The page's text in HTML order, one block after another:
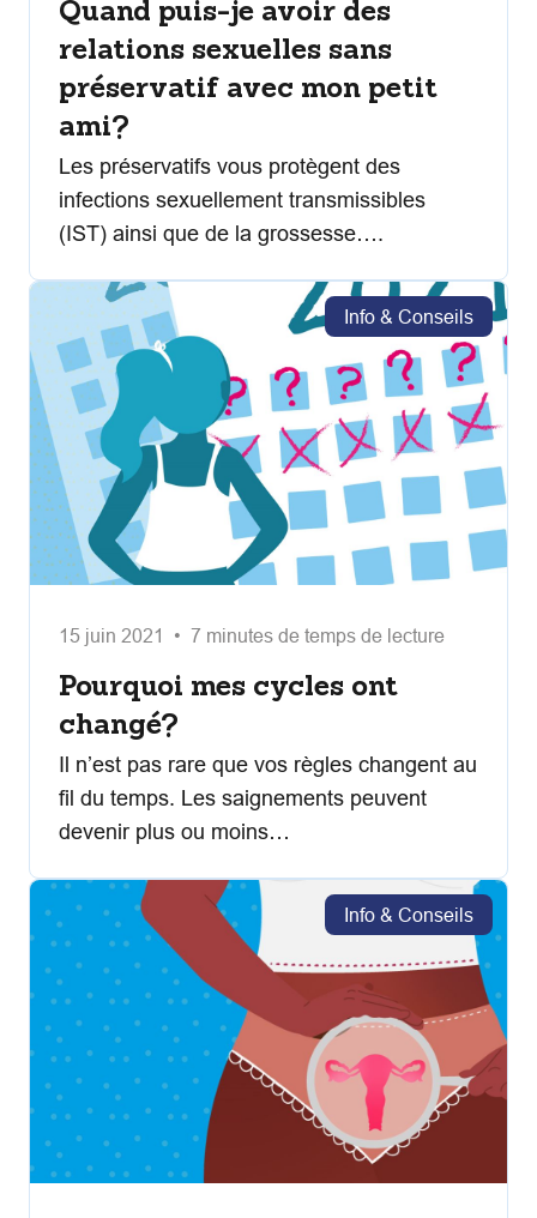
Quand puis-je avoir des
relations sexuelles sans
préservatif avec mon petit
ami?
Les préservatifs vous protègent des
infections sexuellement transmissibles
(IST) ainsi que de la grossesse….
Info & Conseils
15 juin 2021 • 7 minutes de temps de lecture
Pourquoi mes cycles ont
changé?
Il n’est pas rare que vos règles changent au
fil du temps. Les saignements peuvent
devenir plus ou moins…
Info & Conseils